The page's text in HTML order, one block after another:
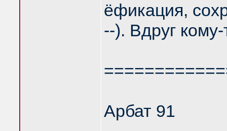
ёфикация,
--). Вдруг
Арбат 91